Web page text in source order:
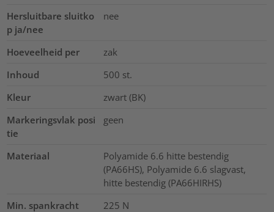
Hersluitbare sluitko
p ja/nee
nee
Hoeveelheid per
zak
Inhoud
500 st.
Kleur
zwart (BK)
Markeringsvlak posi
tie
geen
Materiaal
Polyamide 6.6 hitte bestendig
(PA66HS), Polyamide 6.6 slagvast,
hitte bestendig (PA66HIRHS)
Min. spankracht
225 N